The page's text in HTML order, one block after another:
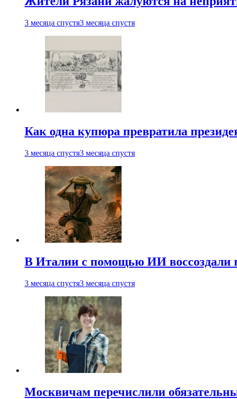
3 месяца спустя3 месяца спустя
Как одна купюра превратила
3 месяца спустя3 месяца спустя
В Италии с помощью ИИ воссоздали
3 месяца спустя3 месяца спустя
Москвичам перечислили